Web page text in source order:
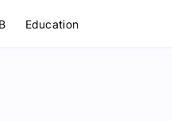
Education